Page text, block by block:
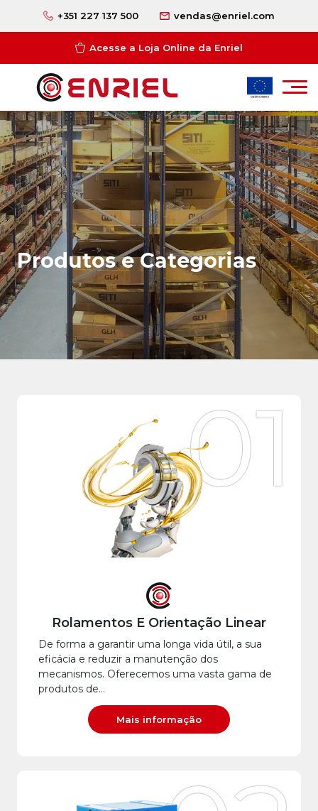
+351 227 137 500 vendas@enriel.com
Acesse a Loja Online da Enriel
Produtos e Categorias
01
Rolamentos E Orientação Linear
De forma a garantir uma longa vida útil, a sua
eficácia e reduzir a manutenção dos
mecanismos. Oferecemos uma vasta gama de
produtos de…
Mais informação